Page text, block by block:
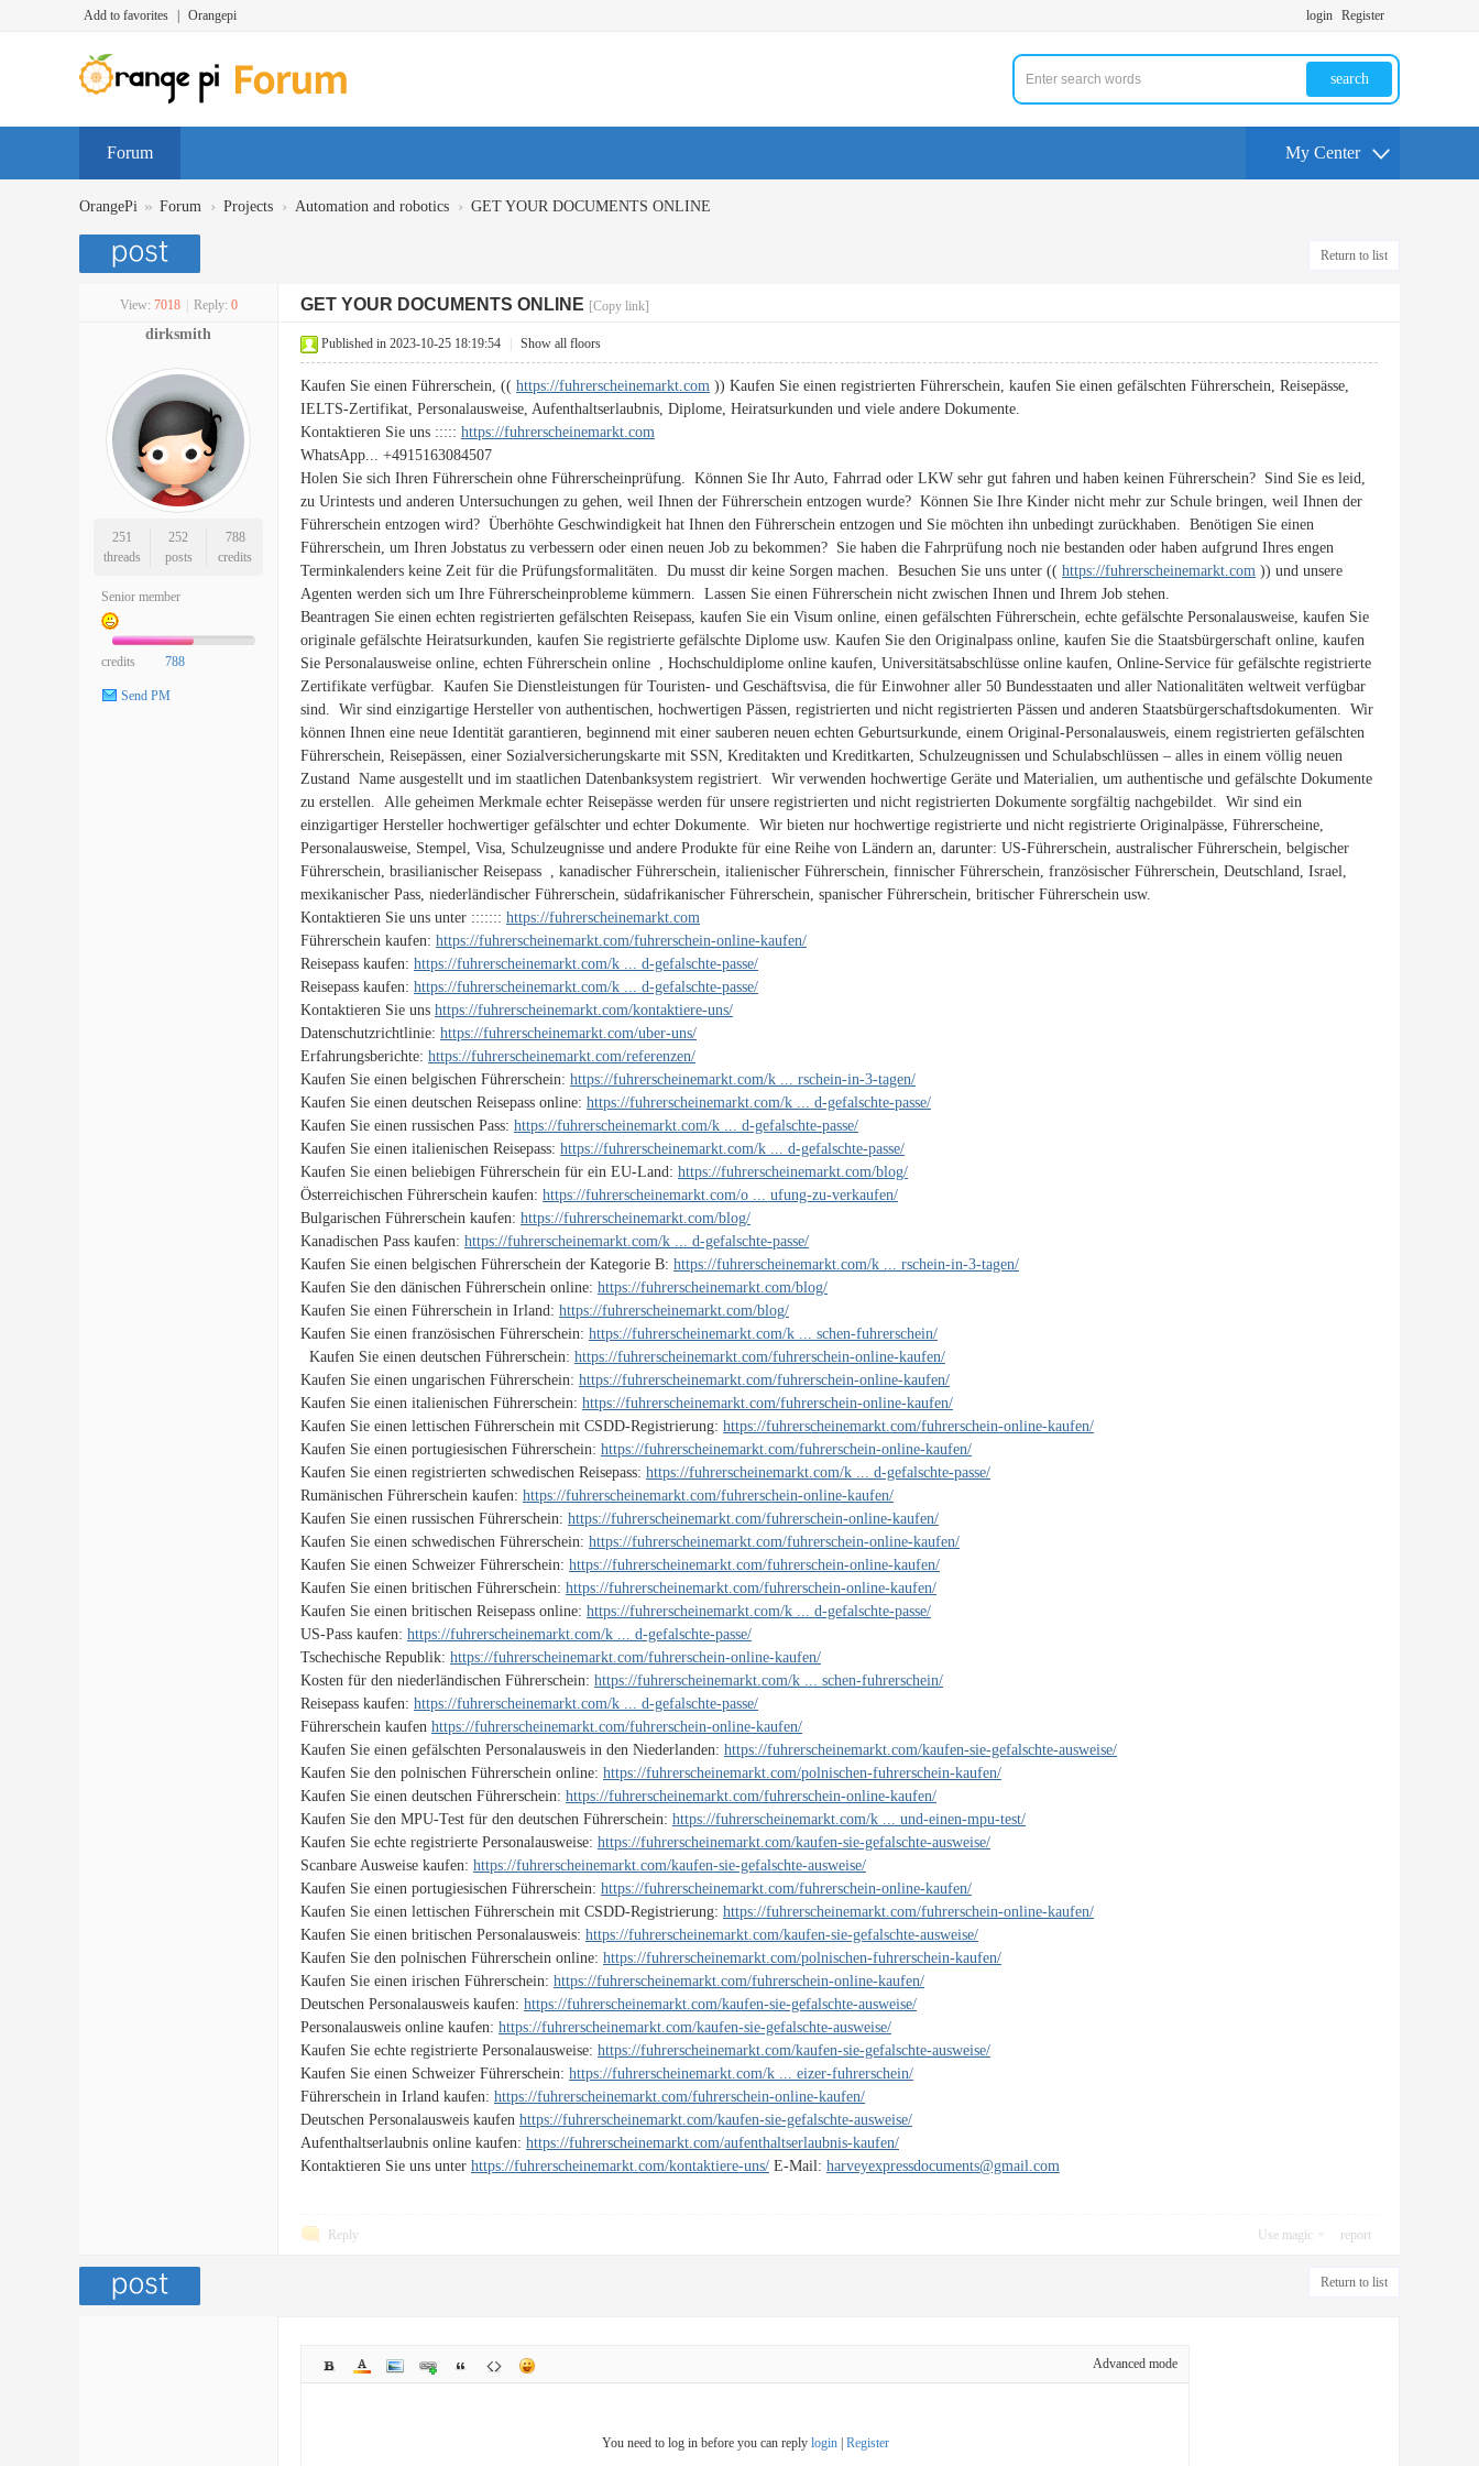
Add to favorites Orangepi login Register
search
Forum My Center
OrangePi » Forum › Projects › Automation and robotics › GET YOUR DOCUMENTS ONLINE
Return to list
View: 7018 Reply: 0 GET YOUR DOCUMENTS ONLINE [Copy link]
dirksmith
251
threads
252
posts
788
credits
Senior member
credits 788
Send PM
Published in 2023-10-25 18:19:54 Show all floors
Kaufen Sie einen Führerschein, (( https://fuhrerscheinemarkt.com )) Kaufen Sie einen registrierten Führerschein, kaufen Sie einen gefälschten Führerschein, Reisepässe,
IELTS-Zertifikat, Personalausweise, Aufenthaltserlaubnis, Diplome, Heiratsurkunden und viele andere Dokumente.
Kontaktieren Sie uns ::::: https://fuhrerscheinemarkt.com
WhatsApp... +4915163084507
Holen Sie sich Ihren Führerschein ohne Führerscheinprüfung. Können Sie Ihr Auto, Fahrrad oder LKW sehr gut fahren und haben keinen Führerschein? Sind Sie es leid,
zu Urintests und anderen Untersuchungen zu gehen, weil Ihnen der Führerschein entzogen wurde? Können Sie Ihre Kinder nicht mehr zur Schule bringen, weil Ihnen der
Führerschein entzogen wird? Überhöhte Geschwindigkeit hat Ihnen den Führerschein entzogen und Sie möchten ihn unbedingt zurückhaben. Benötigen Sie einen
Führerschein, um Ihren Jobstatus zu verbessern oder einen neuen Job zu bekommen? Sie haben die Fahrprüfung noch nie bestanden oder haben aufgrund Ihres engen
Terminkalenders keine Zeit für die Prüfungsformalitäten. Du musst dir keine Sorgen machen. Besuchen Sie uns unter (( https://fuhrerscheinemarkt.com )) und unsere
Agenten werden sich um Ihre Führerscheinprobleme kümmern. Lassen Sie einen Führerschein nicht zwischen Ihnen und Ihrem Job stehen.
Beantragen Sie einen echten registrierten gefälschten Reisepass, kaufen Sie ein Visum online, einen gefälschten Führerschein, echte gefälschte Personalausweise, kaufen Sie
originale gefälschte Heiratsurkunden, kaufen Sie registrierte gefälschte Diplome usw. Kaufen Sie den Originalpass online, kaufen Sie die Staatsbürgerschaft online, kaufen
Sie Personalausweise online, echten Führerschein online , Hochschuldiplome online kaufen, Universitätsabschlüsse online kaufen, Online-Service für gefälschte registrierte
Zertifikate verfügbar. Kaufen Sie Dienstleistungen für Touristen- und Geschäftsvisa, die für Einwohner aller 50 Bundesstaaten und aller Nationalitäten weltweit verfügbar
sind. Wir sind einzigartige Hersteller von authentischen, hochwertigen Pässen, registrierten und nicht registrierten Pässen und anderen Staatsbürgerschaftsdokumenten. Wir
können Ihnen eine neue Identität garantieren, beginnend mit einer sauberen neuen echten Geburtsurkunde, einem Original-Personalausweis, einem registrierten gefälschten
Führerschein, Reisepässen, einer Sozialversicherungskarte mit SSN, Kreditakten und Kreditkarten, Schulzeugnissen und Schulabschlüssen – alles in einem völlig neuen
Zustand Name ausgestellt und im staatlichen Datenbanksystem registriert. Wir verwenden hochwertige Geräte und Materialien, um authentische und gefälschte Dokumente
zu erstellen. Alle geheimen Merkmale echter Reisepässe werden für unsere registrierten und nicht registrierten Dokumente sorgfältig nachgebildet. Wir sind ein
einzigartiger Hersteller hochwertiger gefälschter und echter Dokumente. Wir bieten nur hochwertige registrierte und nicht registrierte Originalpässe, Führerscheine,
Personalausweise, Stempel, Visa, Schulzeugnisse und andere Produkte für eine Reihe von Ländern an, darunter: US-Führerschein, australischer Führerschein, belgischer
Führerschein, brasilianischer Reisepass , kanadischer Führerschein, italienischer Führerschein, finnischer Führerschein, französischer Führerschein, Deutschland, Israel,
mexikanischer Pass, niederländischer Führerschein, südafrikanischer Führerschein, spanischer Führerschein, britischer Führerschein usw.
Kontaktieren Sie uns unter ::::::: https://fuhrerscheinemarkt.com
Führerschein kaufen: https://fuhrerscheinemarkt.com/fuhrerschein-online-kaufen/
Reisepass kaufen: https://fuhrerscheinemarkt.com/k ... d-gefalschte-passe/
Reisepass kaufen: https://fuhrerscheinemarkt.com/k ... d-gefalschte-passe/
Kontaktieren Sie uns https://fuhrerscheinemarkt.com/kontaktiere-uns/
Datenschutzrichtlinie: https://fuhrerscheinemarkt.com/uber-uns/
Erfahrungsberichte: https://fuhrerscheinemarkt.com/referenzen/
Kaufen Sie einen belgischen Führerschein: https://fuhrerscheinemarkt.com/k ... rschein-in-3-tagen/
Kaufen Sie einen deutschen Reisepass online: https://fuhrerscheinemarkt.com/k ... d-gefalschte-passe/
Kaufen Sie einen russischen Pass: https://fuhrerscheinemarkt.com/k ... d-gefalschte-passe/
Kaufen Sie einen italienischen Reisepass: https://fuhrerscheinemarkt.com/k ... d-gefalschte-passe/
Kaufen Sie einen beliebigen Führerschein für ein EU-Land: https://fuhrerscheinemarkt.com/blog/
Österreichischen Führerschein kaufen: https://fuhrerscheinemarkt.com/o ... ufung-zu-verkaufen/
Bulgarischen Führerschein kaufen: https://fuhrerscheinemarkt.com/blog/
Kanadischen Pass kaufen: https://fuhrerscheinemarkt.com/k ... d-gefalschte-passe/
Kaufen Sie einen belgischen Führerschein der Kategorie B: https://fuhrerscheinemarkt.com/k ... rschein-in-3-tagen/
Kaufen Sie den dänischen Führerschein online: https://fuhrerscheinemarkt.com/blog/
Kaufen Sie einen Führerschein in Irland: https://fuhrerscheinemarkt.com/blog/
Kaufen Sie einen französischen Führerschein: https://fuhrerscheinemarkt.com/k ... schen-fuhrerschein/
Kaufen Sie einen deutschen Führerschein: https://fuhrerscheinemarkt.com/fuhrerschein-online-kaufen/
Kaufen Sie einen ungarischen Führerschein: https://fuhrerscheinemarkt.com/fuhrerschein-online-kaufen/
Kaufen Sie einen italienischen Führerschein: https://fuhrerscheinemarkt.com/fuhrerschein-online-kaufen/
Kaufen Sie einen lettischen Führerschein mit CSDD-Registrierung: https://fuhrerscheinemarkt.com/fuhrerschein-online-kaufen/
Kaufen Sie einen portugiesischen Führerschein: https://fuhrerscheinemarkt.com/fuhrerschein-online-kaufen/
Kaufen Sie einen registrierten schwedischen Reisepass: https://fuhrerscheinemarkt.com/k ... d-gefalschte-passe/
Rumänischen Führerschein kaufen: https://fuhrerscheinemarkt.com/fuhrerschein-online-kaufen/
Kaufen Sie einen russischen Führerschein: https://fuhrerscheinemarkt.com/fuhrerschein-online-kaufen/
Kaufen Sie einen schwedischen Führerschein: https://fuhrerscheinemarkt.com/fuhrerschein-online-kaufen/
Kaufen Sie einen Schweizer Führerschein: https://fuhrerscheinemarkt.com/fuhrerschein-online-kaufen/
Kaufen Sie einen britischen Führerschein: https://fuhrerscheinemarkt.com/fuhrerschein-online-kaufen/
Kaufen Sie einen britischen Reisepass online: https://fuhrerscheinemarkt.com/k ... d-gefalschte-passe/
US-Pass kaufen: https://fuhrerscheinemarkt.com/k ... d-gefalschte-passe/
Tschechische Republik: https://fuhrerscheinemarkt.com/fuhrerschein-online-kaufen/
Kosten für den niederländischen Führerschein: https://fuhrerscheinemarkt.com/k ... schen-fuhrerschein/
Reisepass kaufen: https://fuhrerscheinemarkt.com/k ... d-gefalschte-passe/
Führerschein kaufen https://fuhrerscheinemarkt.com/fuhrerschein-online-kaufen/
Kaufen Sie einen gefälschten Personalausweis in den Niederlanden: https://fuhrerscheinemarkt.com/kaufen-sie-gefalschte-ausweise/
Kaufen Sie den polnischen Führerschein online: https://fuhrerscheinemarkt.com/polnischen-fuhrerschein-kaufen/
Kaufen Sie einen deutschen Führerschein: https://fuhrerscheinemarkt.com/fuhrerschein-online-kaufen/
Kaufen Sie den MPU-Test für den deutschen Führerschein: https://fuhrerscheinemarkt.com/k ... und-einen-mpu-test/
Kaufen Sie echte registrierte Personalausweise: https://fuhrerscheinemarkt.com/kaufen-sie-gefalschte-ausweise/
Scanbare Ausweise kaufen: https://fuhrerscheinemarkt.com/kaufen-sie-gefalschte-ausweise/
Kaufen Sie einen portugiesischen Führerschein: https://fuhrerscheinemarkt.com/fuhrerschein-online-kaufen/
Kaufen Sie einen lettischen Führerschein mit CSDD-Registrierung: https://fuhrerscheinemarkt.com/fuhrerschein-online-kaufen/
Kaufen Sie einen britischen Personalausweis: https://fuhrerscheinemarkt.com/kaufen-sie-gefalschte-ausweise/
Kaufen Sie den polnischen Führerschein online: https://fuhrerscheinemarkt.com/polnischen-fuhrerschein-kaufen/
Kaufen Sie einen irischen Führerschein: https://fuhrerscheinemarkt.com/fuhrerschein-online-kaufen/
Deutschen Personalausweis kaufen: https://fuhrerscheinemarkt.com/kaufen-sie-gefalschte-ausweise/
Personalausweis online kaufen: https://fuhrerscheinemarkt.com/kaufen-sie-gefalschte-ausweise/
Kaufen Sie echte registrierte Personalausweise: https://fuhrerscheinemarkt.com/kaufen-sie-gefalschte-ausweise/
Kaufen Sie einen Schweizer Führerschein: https://fuhrerscheinemarkt.com/k ... eizer-fuhrerschein/
Führerschein in Irland kaufen: https://fuhrerscheinemarkt.com/fuhrerschein-online-kaufen/
Deutschen Personalausweis kaufen https://fuhrerscheinemarkt.com/kaufen-sie-gefalschte-ausweise/
Aufenthaltserlaubnis online kaufen: https://fuhrerscheinemarkt.com/aufenthaltserlaubnis-kaufen/
Kontaktieren Sie uns unter https://fuhrerscheinemarkt.com/kontaktiere-uns/ E-Mail: harveyexpressdocuments@gmail.com
Reply Use magic report
Return to list
Advanced mode
You need to log in before you can reply login| Register